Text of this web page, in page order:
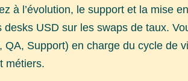
à l’évolution, le support et la mise
desks USD sur les swaps de taux.
QA, Support) en charge du cycle de
métiers.